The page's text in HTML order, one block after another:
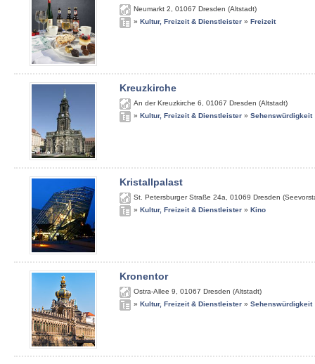
Neumarkt 2 01067 Dresden (Altstadt)
» Kultur, Freizeit & Dienstleister » Freizeit
Kreuzkirche
An der Kreuzkirche 6 01067 Dresden (Altstadt)
» Kultur, Freizeit & Dienstleister » Sehenswürdigkeit
Kristallpalast
St. Petersburger Straße 24a 01069 Dresden
» Kultur, Freizeit & Dienstleister » Kino
Kronentor
Ostra-Allee 9 01067 Dresden (Altstadt)
» Kultur, Freizeit & Dienstleister » Sehenswürdigkeit